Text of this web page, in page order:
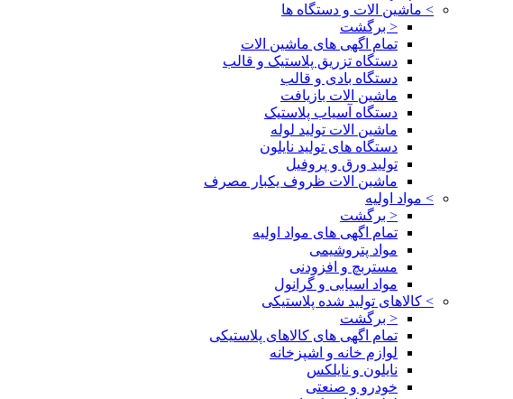
> ماشین الات و دستگاه ها
< برگشت
تمام اگهی های ماشین الات
دستگاه تزریق پلاستیک و قالب
دستگاه بادی و قالب
ماشین الات بازیافت
دستگاه آسیاب پلاستیک
ماشین الات تولید لوله
دستگاه های تولید نایلون
تولید ورق و پروفیل
ماشین الات ظروف یکبار مصرف
> مواد اولیه
< برگشت
تمام اگهی های مواد اولیه
مواد پتروشیمی
مستربچ و افزودنی
مواد اسیابی و گرانول
> کالاهای تولید شده پلاستیکی
< برگشت
تمام اگهی های کالاهای پلاستیکی
لوازم خانه و اشپزخانه
نایلون و نایلکس
خودرو و صنعتی